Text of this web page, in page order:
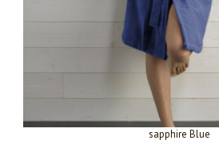
sapphire Blue